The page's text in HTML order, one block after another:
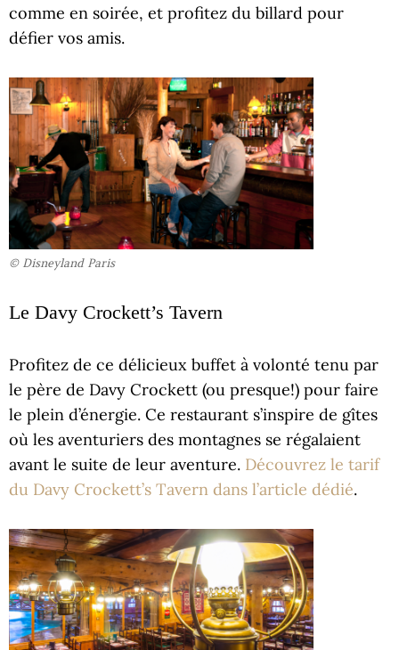
comme en soirée, et profitez du billard pour
défier vos amis.
© Disneyland Paris
Le Davy Crockett’s Tavern
Profitez de ce délicieux buffet à volonté tenu par
le père de Davy Crockett (ou presque!) pour faire
le plein d’énergie. Ce restaurant s’inspire de gîtes
où les aventuriers des montagnes se régalaient
avant le suite de leur aventure. Découvrez le tarif
du Davy Crockett’s Tavern dans l’article dédié.